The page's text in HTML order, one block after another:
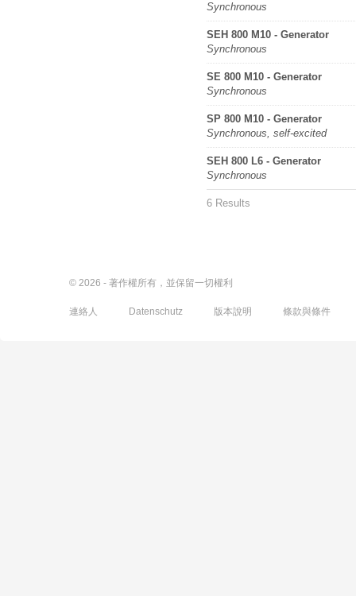
Synchronous
SEH 800 M10 - Generator
Synchronous
SE 800 M10 - Generator
Synchronous
SP 800 M10 - Generator
Synchronous, self-excited
SEH 800 L6 - Generator
Synchronous
6 Results
© 2026 - 著作權所有，並保留一切權利
連絡人 Datenschutz 版本說明 條款與條件